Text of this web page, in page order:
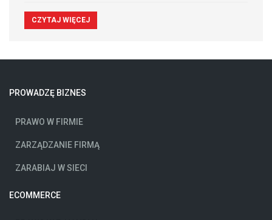
CZYTAJ WIĘCEJ
PROWADZĘ BIZNES
PRAWO W FIRMIE
ZARZĄDZANIE FIRMĄ
ZARABIAJ W SIECI
ECOMMERCE